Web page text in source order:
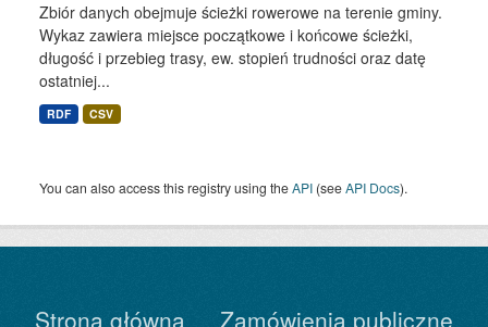
Zbiór danych obejmuje ścieżki rowerowe na terenie gminy.
Wykaz zawiera miejsce początkowe i końcowe ścieżki,
długość i przebieg trasy, ew. stopień trudności oraz datę
ostatniej...
RDF CSV
You can also access this registry using theAPI (seeAPI Docs).
Strona główna Zamówienia publiczne